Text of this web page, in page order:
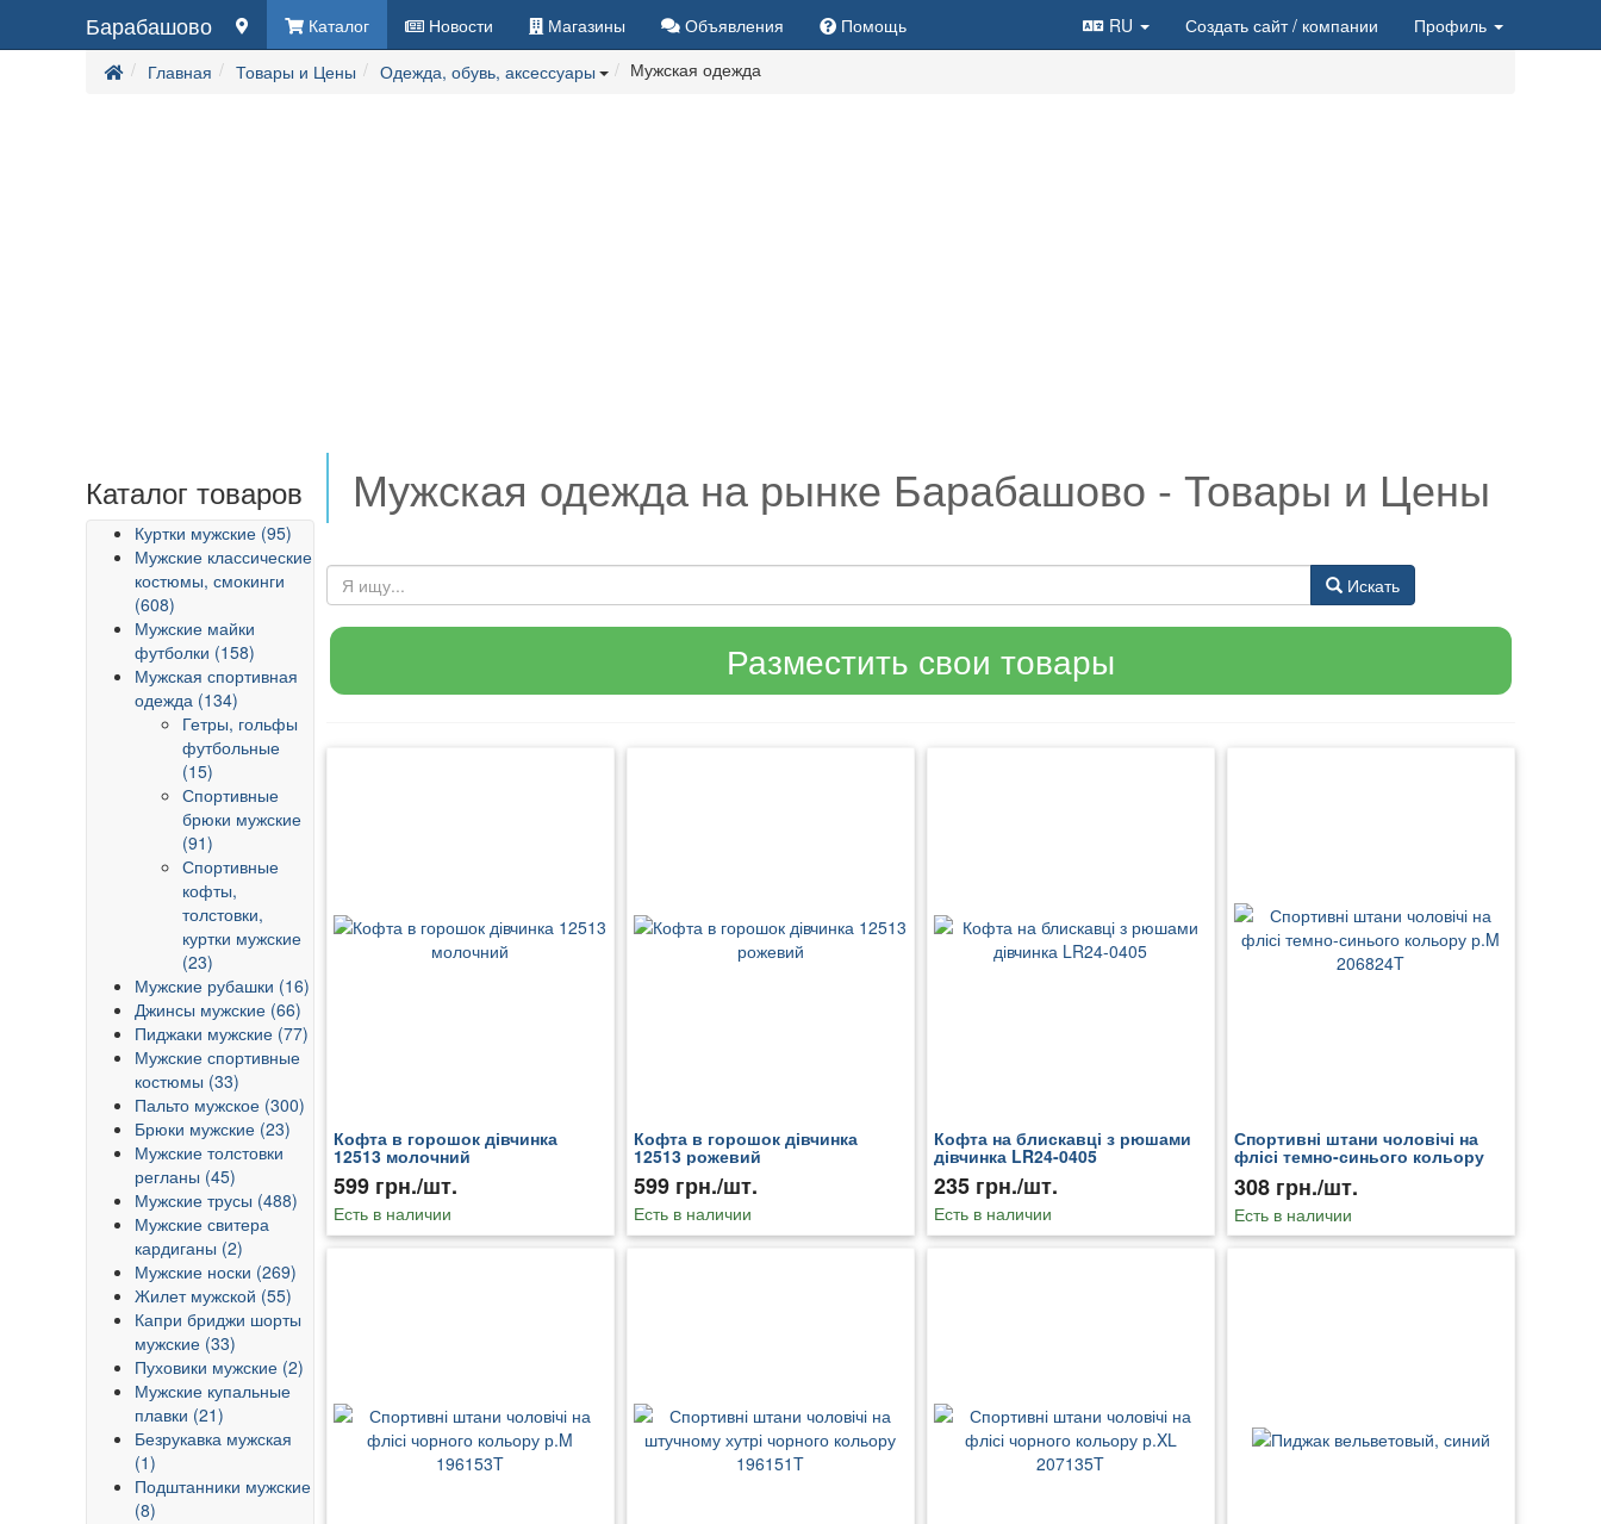
Барабашово Каталог Новости Магазины Объявления Помощь RU Создать сайт/ компании
Профиль
Главная
Товары и Цены Одежда, обувь, аксессуары Мужская одежда
Каталог товаров
Куртки мужские (95)
Мужские классические
костюмы, смокинги
(608)
Мужские майки
футболки (158)
Мужская спортивная
одежда (134)
Гетры, гольфы
футбольные
(15)
Спортивные
брюки мужские
(91)
Спортивные
кофты,
толстовки,
куртки мужские
(23)
Мужские рубашки (16)
Джинсы мужские (66)
Пиджаки мужские (77)
Мужские спортивные
костюмы (33)
Пальто мужское (300)
Брюки мужские (23)
Мужские толстовки
регланы (45)
Мужские трусы (488)
Мужские свитера
кардиганы (2)
Мужские носки (269)
Жилет мужской (55)
Капри бриджи шорты
мужские (33)
Пуховики мужские (2)
Мужские купальные
плавки (21)
Безрукавка мужская
(1)
Подштанники мужские
(8)
Мужская одежда на рынке Барабашово - Товары и Цены
Искать
Разместить свои товары
Кофта в горошок дівчинка
12513 молочний
599 грн./шт.
Есть в наличии
Кофта в горошок дівчинка
12513 рожевий
599 грн./шт.
Есть в наличии
Кофта на блискавці з рюшами
дівчинка LR24-0405
235 грн./шт.
Есть в наличии
Спортивні штани чоловічі на
флісі темно-синього кольору
р.M 206824T
308 грн./шт.
Есть в наличии